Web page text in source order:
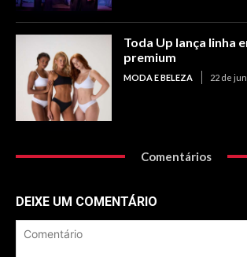
Toda Up lança linha
premium
MODA E BELEZA 22 de
Comentários
DEIXE UM COMENTÁRIO